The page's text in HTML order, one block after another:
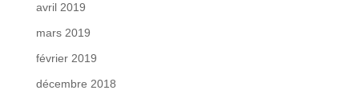
avril 2019
mars 2019
février 2019
décembre 2018